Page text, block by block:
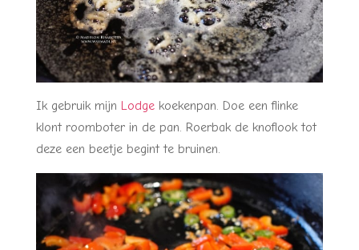
Ik gebruik mijn Lodgekoekenpan. Doe een flinke
klont roomboter in de pan. Roerbak de knoflook tot
deze een beetje begint te bruinen.